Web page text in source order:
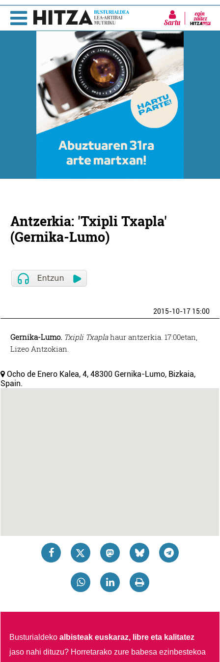
Sartu
Antzerkia: 'Txipli Txapla'
(Gernika-Lumo)
2015-10-17 15:00
Gernika-Lumo. Txipli Txaplahaur antzerkia. 17:00etan,
Lizeo Antzokian.
Ocho de Enero Kalea, 4, 48300 Gernika-Lumo, Bizkaia,
Spain.
Busturialdekoalbisteak euskaraz, libre eta kalitatez
jaso nahi dituzu? Horretarako zure babesa ezinbestekoa